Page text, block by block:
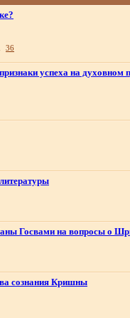
36
успеха на духовном
Госвами на вопросы о
сознания Кришны